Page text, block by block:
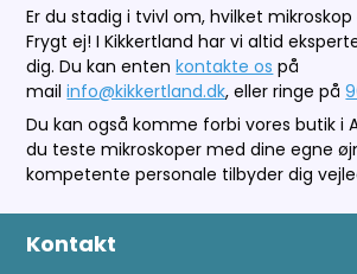
Er du stadig i tvivl om, hvilket mikroskop
Frygt ej! I Kikkertland har vi altid
dig. Du kan entenkontakte os på
mailinfo@kikkertland.dk, eller ringe på
Du kan også komme forbi vores butik i
du teste mikroskoper med dine egne
kompetente personale tilbyder dig
Kontakt